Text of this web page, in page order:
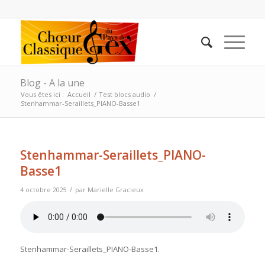
Blog - A la une
Vous êtes ici : Accueil / Test blocs audio /
Stenhammar-Seraillets_PIANO-Basse1
Stenhammar-Seraillets_PIANO-
Basse1
4 octobre 2025 / par Marielle Gracieux
Stenhammar-Seraillets_PIANO-Basse1.